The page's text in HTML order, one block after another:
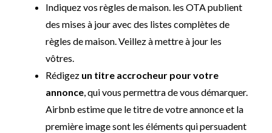
Indiquez vos règles de maison. les OTA publient
des mises à jour avec des listes complètes de
règles de maison. Veillez à mettre à jour les
vôtres.
Rédigez un titre accrocheur pour votre
annonce, qui vous permettra de vous démarquer.
Airbnb estime que le titre de votre annonce et la
première image sont les éléments qui persuadent